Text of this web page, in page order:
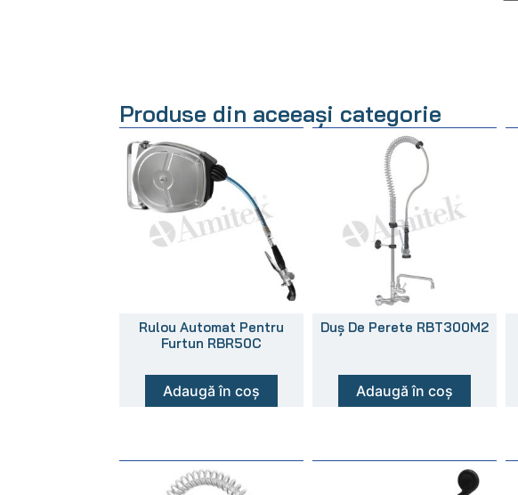
Produse din aceeași categorie
Rulou Automat Pentru
Furtun RBR50C
Adaugă în coș
Duș De Perete RBT300M2
Adaugă în coș